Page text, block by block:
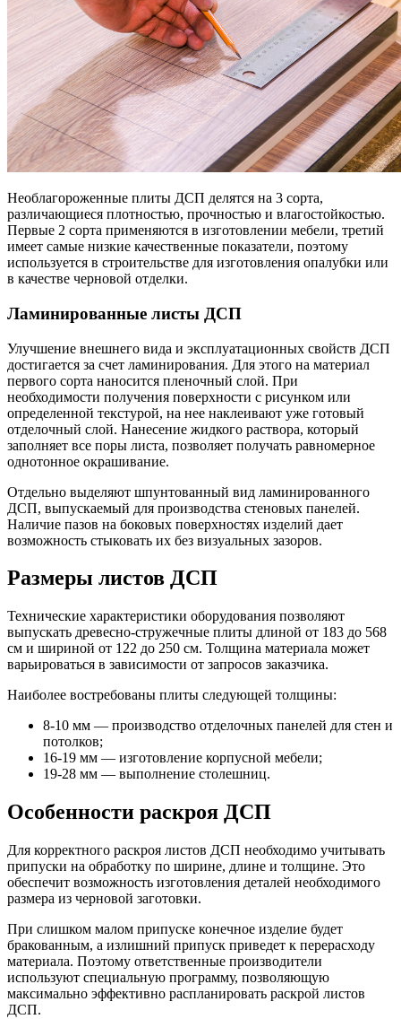
Необлагороженные плиты ДСП делятся на 3 сорта,
различающиеся плотностью, прочностью и влагостойкостью.
Первые 2 сорта применяются в изготовлении мебели, третий
имеет самые низкие качественные показатели, поэтому
используется в строительстве для изготовления опалубки или
в качестве черновой отделки.
Ламинированные листы ДСП
Улучшение внешнего вида и эксплуатационных свойств ДСП
достигается за счет ламинирования. Для этого на материал
первого сорта наносится пленочный слой. При
необходимости получения поверхности с рисунком или
определенной текстурой, на нее наклеивают уже готовый
отделочный слой. Нанесение жидкого раствора, который
заполняет все поры листа, позволяет получать равномерное
однотонное окрашивание.
Отдельно выделяют шпунтованный вид ламинированного
ДСП, выпускаемый для производства стеновых панелей.
Наличие пазов на боковых поверхностях изделий дает
возможность стыковать их без визуальных зазоров.
Размеры листов ДСП
Технические характеристики оборудования позволяют
выпускать древесно-стружечные плиты длиной от 183 до 568
см и шириной от 122 до 250 см. Толщина материала может
варьироваться в зависимости от запросов заказчика.
Наиболее востребованы плиты следующей толщины:
8-10 мм — производство отделочных панелей для стен и
потолков;
16-19 мм — изготовление корпусной мебели;
19-28 мм — выполнение столешниц.
Особенности раскроя ДСП
Для корректного раскроя листов ДСП необходимо учитывать
припуски на обработку по ширине, длине и толщине. Это
обеспечит возможность изготовления деталей необходимого
размера из черновой заготовки.
При слишком малом припуске конечное изделие будет
бракованным, а излишний припуск приведет к перерасходу
материала. Поэтому ответственные производители
используют специальную программу, позволяющую
максимально эффективно распланировать раскрой листов
ДСП.